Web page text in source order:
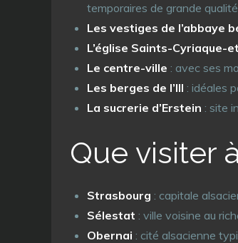
temporaires de grande
Les vestiges de l’abbaye
L’église Saints-Cyriaque-
Le centre-ville : avec ses
Les berges de l’Ill : idéales
La sucrerie d’Erstein : site
Que visiter
Strasbourg : capitale
Sélestat : ville voisine au
Obernai : cité alsacienne